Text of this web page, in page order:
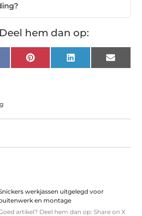
hem dan op:
Pinterest LinkedIn Email
werkjassen uitgelegd voor
en montage
artikel? Deel hem dan op: Share on X